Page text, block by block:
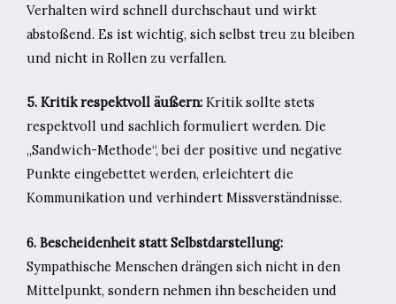
Verhalten wird schnell durchschaut und wirkt
abstoßend. Es ist wichtig, sich selbst treu zu bleiben
und nicht in Rollen zu verfallen.
5. Kritik respektvoll äußern: Kritik sollte stets
respektvoll und sachlich formuliert werden. Die
„Sandwich-Methode“, bei der positive und negative
Punkte eingebettet werden, erleichtert die
Kommunikation und verhindert Missverständnisse.
6. Bescheidenheit statt Selbstdarstellung:
Sympathische Menschen drängen sich nicht in den
Mittelpunkt, sondern nehmen ihn bescheiden und